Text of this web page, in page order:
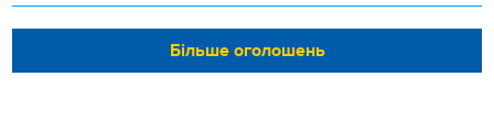
Більше оголошень